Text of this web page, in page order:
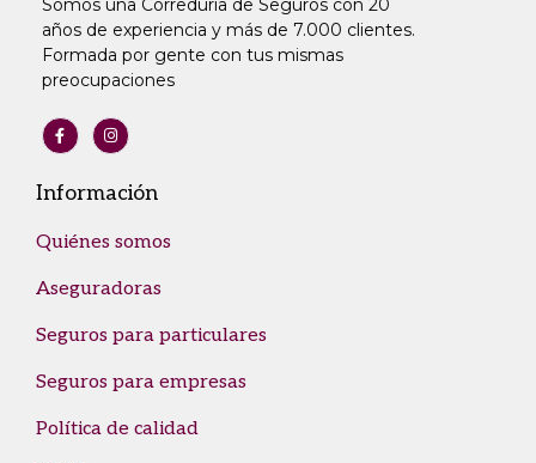
Somos una Correduría de Seguros con 20
años de experiencia y más de 7.000 clientes.
Formada por gente con tus mismas
preocupaciones
Información
Quiénes somos
Aseguradoras
Seguros para particulares
Seguros para empresas
Política de calidad